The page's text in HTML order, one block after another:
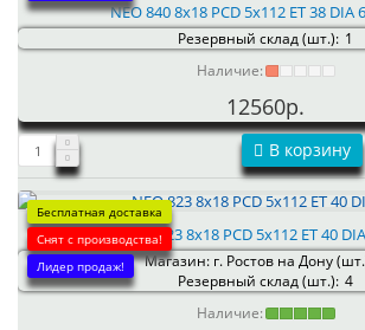
NEO 840 8x18 PCD 5x112 ET 38 DIA
Резервный склад (шт.): 1
Наличие:
12560р.
В корзину
Бесплатная доставка
Снят с производства!
Лидер продаж!
NEO 823 8x18 PCD 5x112 ET 40
Магазин: г. Ростов на Дону
Резервный склад (шт.): 4
Наличие: